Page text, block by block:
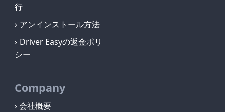
行
アンインストール方法
Driver Easyの返金ポリ
シー
Company
› 会社概要